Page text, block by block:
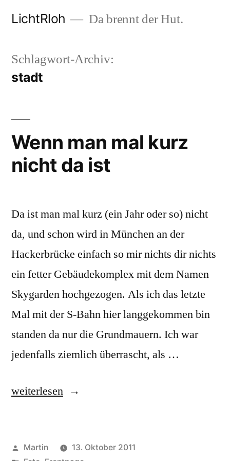
LichtRloh Da brennt der Hut.
Schlagwort-Archiv:
stadt
Wenn man mal kurz
nicht da ist
Da ist man mal kurz (ein Jahr oder so) nicht
da, und schon wird in München an der
Hackerbrücke einfach so mir nichts dir nichts
ein fetter Gebäudekomplex mit dem Namen
Skygarden hochgezogen. Als ich das letzte
Mal mit der S-Bahn hier langgekommen bin
standen da nur die Grundmauern. Ich war
jedenfalls ziemlich überrascht, als …
„Wenn
kurz
weiterlesen
Veröffentlicht
Martin
13. Oktober 2011